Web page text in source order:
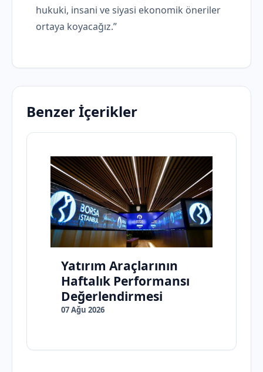
hukuki, insani ve siyasi ekonomik öneriler
ortaya koyacağız.”
Benzer İçerikler
Yatırım Araçlarının
Haftalık Performansı
Değerlendirmesi
07 Ağu 2026